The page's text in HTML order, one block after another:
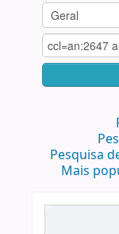
Pesquisa
Mais